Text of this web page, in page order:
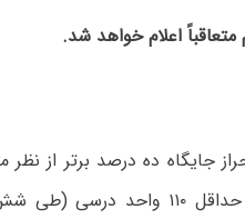
اعلام خواهد شد.
جایگاه ده درصد برتر از
هم رشته مربوطه و گذراندن